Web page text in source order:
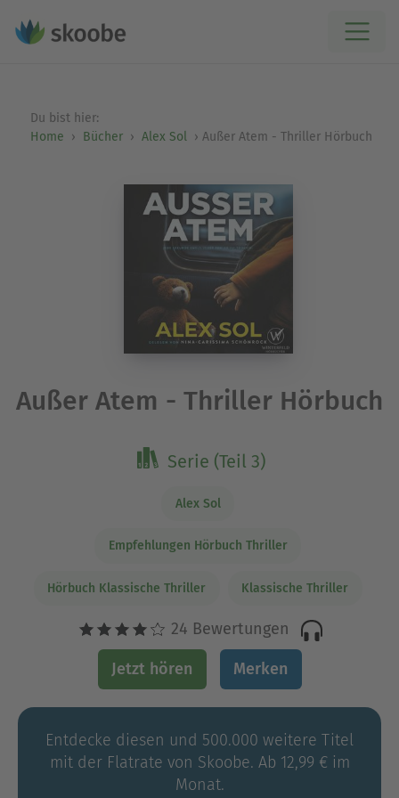
Du bist hier:
Home
Bücher Alex Sol Außer Atem - Thriller Hörbuch
Außer Atem - Thriller Hörbuch
Serie (Teil 3)
Alex Sol
Empfehlungen Hörbuch Thriller
Hörbuch Klassische Thriller Klassische Thriller
24 Bewertungen
Jetzt hören Merken
Entdecke diesen und 500.000 weitere Titel
mit der Flatrate von Skoobe. Ab 12,99 € im
Monat.